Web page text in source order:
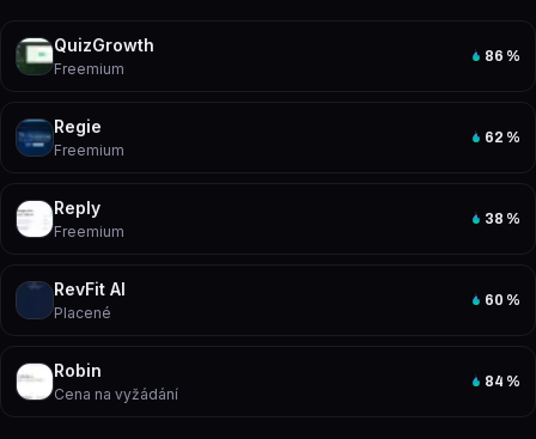
QuizGrowth
Freemium
86 %
Regie
Freemium
62 %
Reply
Freemium
38 %
RevFit AI
Placené
60 %
Robin
Cena na vyžádání
84 %